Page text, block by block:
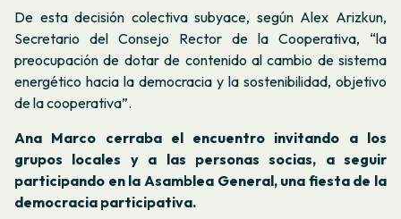
De esta decisión colectiva subyace, según Alex Arizkun,
Secretario del Consejo Rector de la Cooperativa, “la
preocupación de dotar de contenido al cambio de sistema
energético hacia la democracia y la sostenibilidad, objetivo
de la cooperativa”.
Ana Marco cerraba el encuentro invitando a los
grupos locales y a las personas socias, a seguir
participando en la Asamblea General, una fiesta de la
democracia participativa.